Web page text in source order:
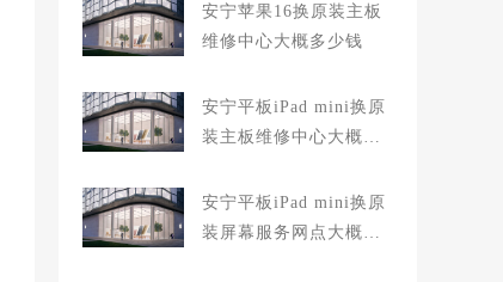
安宁苹果16换原装主板
维修中心大概多少钱
安宁平板iPad mini换原
装主板维修中心大概多
安宁平板iPad mini换原
装屏幕服务网点大概多